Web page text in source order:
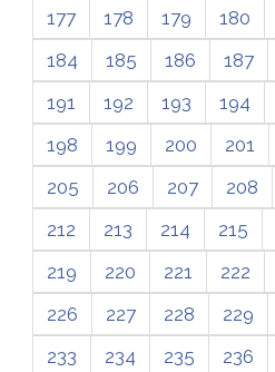
177
178 179 180
184
185 186 187
191
192 193 194
198
199 200 201
205
206 207 208
212
213 214 215
219
220 221 222
226
227 228 229
233
234 235 236